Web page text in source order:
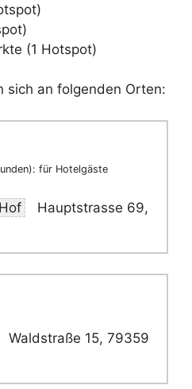
(1 Hotspot)
sich an folgenden Orten:
für Hotelgäste
Hauptstrasse 69,
Waldstraße 15, 79359